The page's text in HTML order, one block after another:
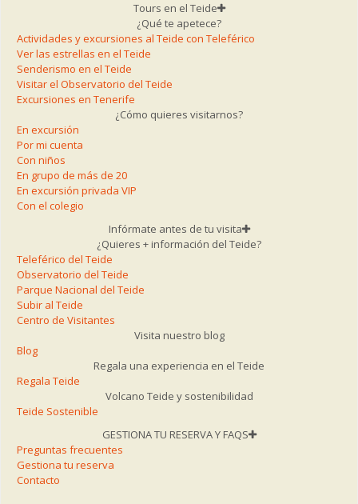
Tours en el Teide
¿Qué te apetece?
Actividades y excursiones al Teide con Teleférico
Ver las estrellas en el Teide
Senderismo en el Teide
Visitar el Observatorio del Teide
Excursiones en Tenerife
¿Cómo quieres visitarnos?
En excursión
Por mi cuenta
Con niños
En grupo de más de 20
En excursión privada VIP
Con el colegio
Infórmate antes de tu visita
¿Quieres + información del Teide?
Teleférico del Teide
Observatorio del Teide
Parque Nacional del Teide
Subir al Teide
Centro de Visitantes
Visita nuestro blog
Blog
Regala una experiencia en el Teide
Regala Teide
Volcano Teide y sostenibilidad
Teide Sostenible
GESTIONA TU RESERVA Y FAQS
Preguntas frecuentes
Gestiona tu reserva
Contacto